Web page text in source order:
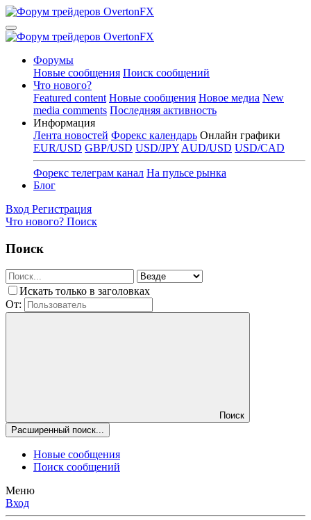
Форумы
Новые сообщения Поиск сообщений
Что нового?
Featured content Новые сообщения Новое медиа New
media comments Последняя активность
Информация
Лента новостей Форекс календарь Онлайн графики
EUR/USD GBP/USD USD/JPY AUD/USD USD/CAD
Форекс телеграм канал На пульсе рынка
Блог
Вход Регистрация
Что нового? Поиск
Поиск
Искать только в заголовках
От:
Поиск
Расширенный поиск...
Новые сообщения
Поиск сообщений
Меню
Вход